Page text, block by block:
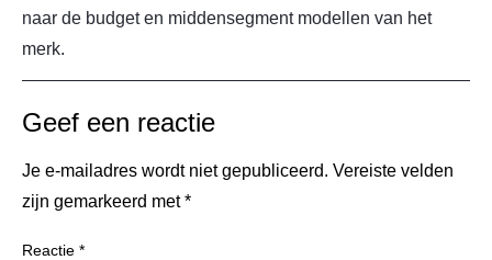
naar de budget en middensegment modellen van het
merk.
Geef een reactie
Je e-mailadres wordt niet gepubliceerd. Vereiste velden
zijn gemarkeerd met*
Reactie *